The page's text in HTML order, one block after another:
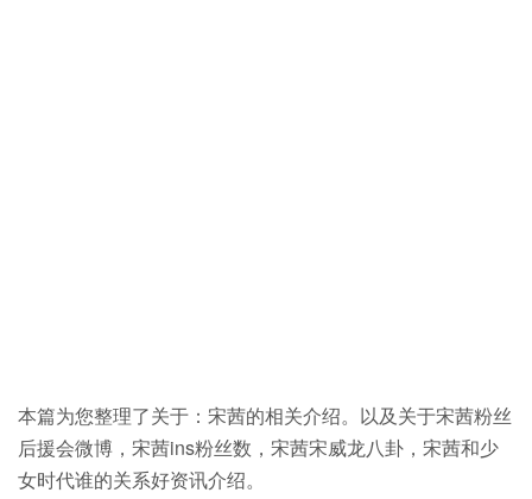
本篇为您整理了关于：宋茜的相关介绍。以及关于宋茜粉丝
后援会微博，宋茜ins粉丝数，宋茜宋威龙八卦，宋茜和少
女时代谁的关系好资讯介绍。